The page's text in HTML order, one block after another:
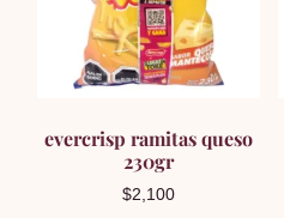
evercrisp ramitas queso
230gr
$2,100